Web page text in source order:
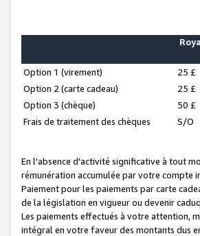
Option 1 (virement)
25 £
Option 2 (carte cadeau)
25 £
Option 3 (chèque)
50 £
Frais de traitement des chèques
S/O
En l'absence d'activité significative à tout
rémunération accumulée par votre compte
Paiement pour les paiements par carte
de la législation en vigueur ou devenir
Les paiements effectués à votre attention,
intégral en votre faveur des montants dus